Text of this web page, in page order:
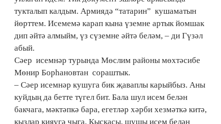
тукталып калдым. Армиядә “татарин” кушаматын
йөрттем. Исемемә карап кына үземне артык йомшак
дип әйтә алмыйм, үз сүземне әйтә беләм, – ди Гүзәл
абый.
Сәер исемнәр турында Мөс­лим районы мөхтәсибе
Мөнир Борһановтан сораштык.
– Сәер исемнәр кушуга бик җаваплы карыйбыз. Аны
куйдың да бетте түгел бит. Бала шул исем белән
бакчага, мәктәпкә бара, егетләр хәрби хезмәткә китә,
кызлар кияүгә чыга. Кыскасы, шушы исем белән